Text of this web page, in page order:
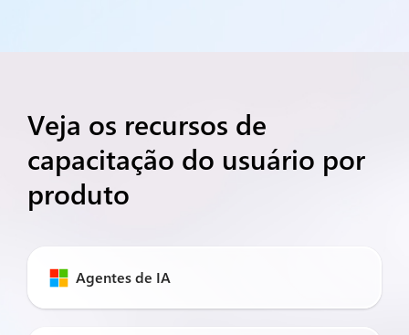
Veja os recursos de
capacitação do usuário por
produto
Agentes de IA